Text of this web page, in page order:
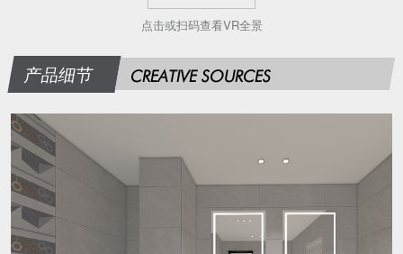
点击或扫码查看VR全景
产品细节 CREATIVE SOURCES